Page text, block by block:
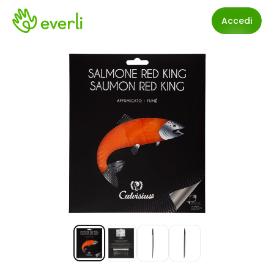
Accedi